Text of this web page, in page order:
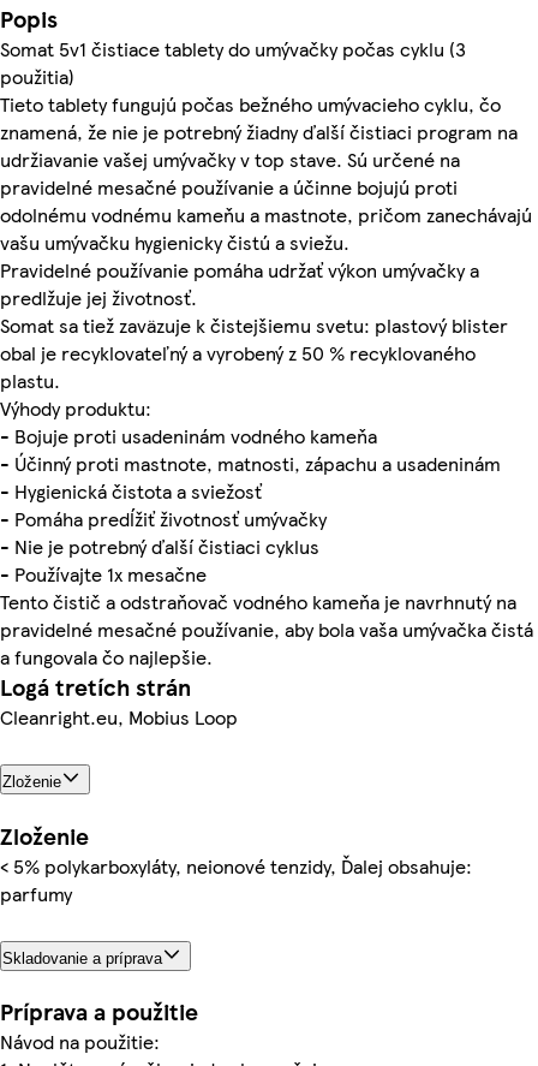
Popis
Somat 5v1 čistiace tablety do umývačky počas cyklu (3
použitia)
Tieto tablety fungujú počas bežného umývacieho cyklu, čo
znamená, že nie je potrebný žiadny ďalší čistiaci program na
udržiavanie vašej umývačky v top stave. Sú určené na
pravidelné mesačné používanie a účinne bojujú proti
odolnému vodnému kameňu a mastnote, pričom zanechávajú
vašu umývačku hygienicky čistú a sviežu.
Pravidelné používanie pomáha udržať výkon umývačky a
predlžuje jej životnosť.
Somat sa tiež zaväzuje k čistejšiemu svetu: plastový blister
obal je recyklovateľný a vyrobený z 50 % recyklovaného
plastu.
Výhody produktu:
- Bojuje proti usadeninám vodného kameňa
- Účinný proti mastnote, matnosti, zápachu a usadeninám
- Hygienická čistota a sviežosť
- Pomáha predĺžiť životnosť umývačky
- Nie je potrebný ďalší čistiaci cyklus
- Používajte 1x mesačne
Tento čistič a odstraňovač vodného kameňa je navrhnutý na
pravidelné mesačné používanie, aby bola vaša umývačka čistá
a fungovala čo najlepšie.
Logá tretích strán
Cleanright.eu, Mobius Loop
Zloženie
Zloženie
< 5% polykarboxyláty, neionové tenzidy, Ďalej obsahuje:
parfumy
Skladovanie a príprava
Príprava a použitie
Návod na použitie: